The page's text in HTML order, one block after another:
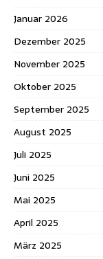
Januar 2026
Dezember 2025
November 2025
Oktober 2025
September 2025
August 2025
Juli 2025
Juni 2025
Mai 2025
April 2025
März 2025